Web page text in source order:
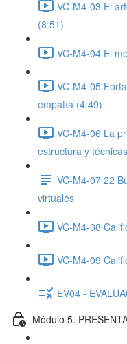
VC-M4-03 El
(8:51)
VC-M4-04 El
VC-M4-05
empatía (4:49)
VC-M4-06 La
estructura y
VC-M4-07 22
virtuales
VC-M4-08
VC-M4-09
EV04 -
Módulo 5.